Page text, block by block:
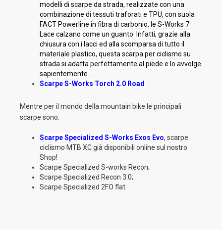
modelli di scarpe da strada, realizzate con una
combinazione di tessuti traforati e TPU, con suola
FACT Powerline in fibra di carbonio, le S-Works 7
Lace calzano come un guanto. Infatti, grazie alla
chiusura con i lacci ed alla scomparsa di tutto il
materiale plastico, questa scarpa per ciclismo su
strada si adatta perfettamente al piede e lo avvolge
sapientemente.
Scarpe S-Works Torch 2.0 Road
Mentre per il mondo della mountain bike le principali
scarpe sono:
Scarpe Specialized S-Works Exos Evo, scarpe
ciclismo MTB XC già disponibili online sul nostro
Shop!
Scarpe Specialized S-works Recon;
Scarpe Specialized Recon 3.0;
Scarpe Specialized 2FO flat.